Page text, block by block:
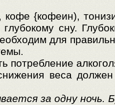
кофе {кофеин),
сну.
для
веса должен
за одну ночь.